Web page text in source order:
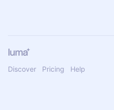
Discover Pricing Help